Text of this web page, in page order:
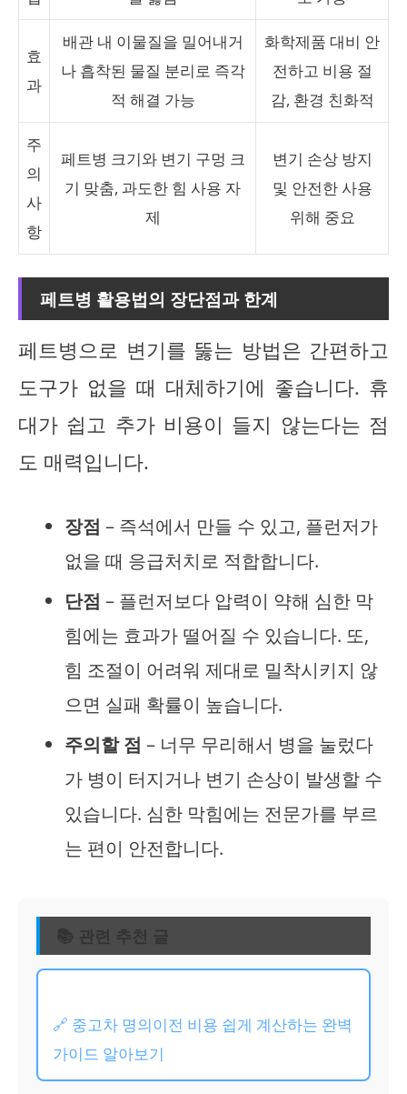
효
과
배관 내 이물질을 밀어내거
나 흡착된 물질 분리로 즉각
적 해결 가능
화학제품 대비 안
전하고 비용 절
감, 환경 친화적
주
의
사
항
페트병 크기와 변기 구멍 크
기 맞춤, 과도한 힘 사용 자
제
변기 손상 방지
및 안전한 사용
위해 중요
페트병 활용법의 장단점과 한계
페트병으로 변기를 뚫는 방법은 간편하고
도구가 없을 때 대체하기에 좋습니다. 휴
대가 쉽고 추가 비용이 들지 않는다는 점
도 매력입니다.
장점 – 즉석에서 만들 수 있고, 플런저가
없을 때 응급처치로 적합합니다.
단점 – 플런저보다 압력이 약해 심한 막
힘에는 효과가 떨어질 수 있습니다. 또,
힘 조절이 어려워 제대로 밀착시키지 않
으면 실패 확률이 높습니다.
주의할 점 – 너무 무리해서 병을 눌렀다
가 병이 터지거나 변기 손상이 발생할 수
있습니다. 심한 막힘에는 전문가를 부르
는 편이 안전합니다.
📚 관련 추천 글
🔗 중고차 명의이전 비용 쉽게 계산하는 완벽
가이드 알아보기